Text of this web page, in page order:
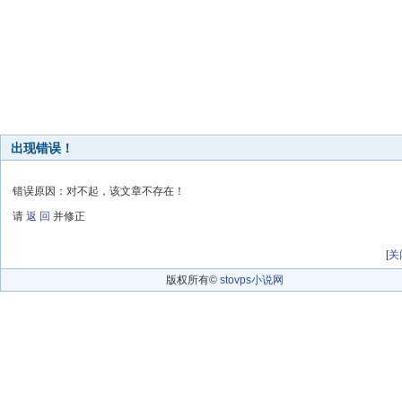
出现错误！
错误原因：对不起，该文章不存在！
请 返 回 并修正
[关
版权所有© stovps小说网